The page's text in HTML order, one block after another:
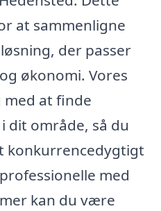
at sammenligne
der passer
økonomi. Vores
at finde
dit område, så du
konkurrencedygtigt
med
kan du være